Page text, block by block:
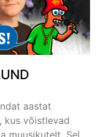
aastat
kus võistlevad